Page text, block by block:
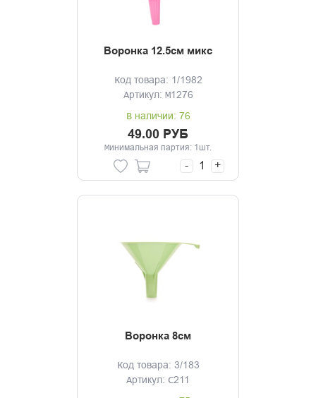
Воронка 12.5см микс
Код товара: 1/1982
Артикул: М1276
В наличии: 76
49.00 РУБ
Минимальная партия: 1шт.
- +
Воронка 8см
Код товара: 3/183
Артикул: С211